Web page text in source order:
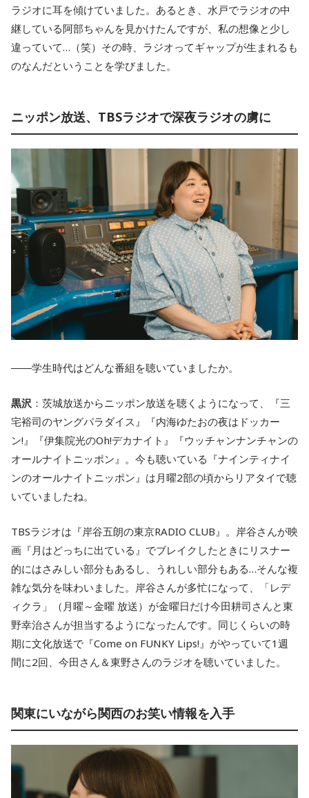
ラジオに耳を傾けていました。あるとき、水戸でラジオの中
継している阿部ちゃんを見かけたんですが、私の想像と少し
違っていて…（笑）その時、ラジオってギャップが生まれるも
のなんだということを学びました。
ニッポン放送、TBSラジオで深夜ラジオの虜に
――学生時代はどんな番組を聴いていましたか。
黒沢 ：茨城放送からニッポン放送を聴くようになって、『三
宅裕司のヤングパラダイス』『内海ゆたおの夜はドッカー
ン!』『伊集院光のOh!デカナイト』『ウッチャンナンチャンの
オールナイトニッポン』。今も聴いている『ナインティナイ
ンのオールナイトニッポン』は月曜2部の頃からリアタイで聴
いていましたね。
TBSラジオは『岸谷五朗の東京RADIO CLUB』。岸谷さんが映
画『月はどっちに出ている』でブレイクしたときにリスナー
的にはさみしい部分もあるし、うれしい部分もある…そんな複
雑な気分を味わいました。岸谷さんが多忙になって、「レデ
ィクラ」（月曜～金曜 放送）が金曜日だけ今田耕司さんと東
野幸治さんが担当するようになったんです。同じくらいの時
期に文化放送で『Come on FUNKY Lips!』がやっていて1週
間に2回、今田さん＆東野さんのラジオを聴いていました。
関東にいながら関西のお笑い情報を入手